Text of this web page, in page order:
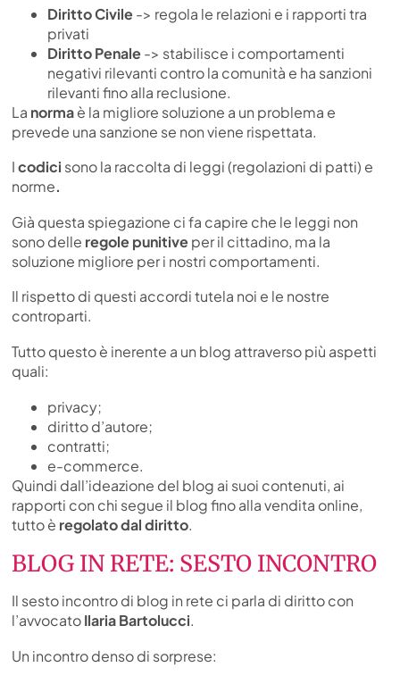
Diritto Civile-> regola le relazioni e i rapporti tra
privati
Diritto Penale-> stabilisce i comportamenti
negativi rilevanti contro la comunità e ha sanzioni
rilevanti fino alla reclusione.
La normaè la migliore soluzione a un problema e
prevede una sanzione se non viene rispettata.
Icodici sono la raccolta di leggi (regolazioni di patti) e
norme.
Già questa spiegazione ci fa capire che le leggi non
sono delle regole punitiveper il cittadino, ma la
soluzione migliore per i nostri comportamenti.
Il rispetto di questi accordi tutela noi e le nostre
controparti.
Tutto questo è inerente a un blog attraverso più aspetti
quali:
privacy;
diritto d’autore;
contratti;
e-commerce.
Quindi dall’ideazione del blog ai suoi contenuti, ai
rapporti con chi segue il blog fino alla vendita online,
tutto è regolato dal diritto.
BLOG IN RETE: SESTO INCONTRO
Il sesto incontro di blog in rete ci parla di diritto con
l’avvocatoIlaria Bartolucci.
Un incontro denso di sorprese: